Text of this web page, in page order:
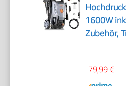
1600W
Zubehör,
79,99 €